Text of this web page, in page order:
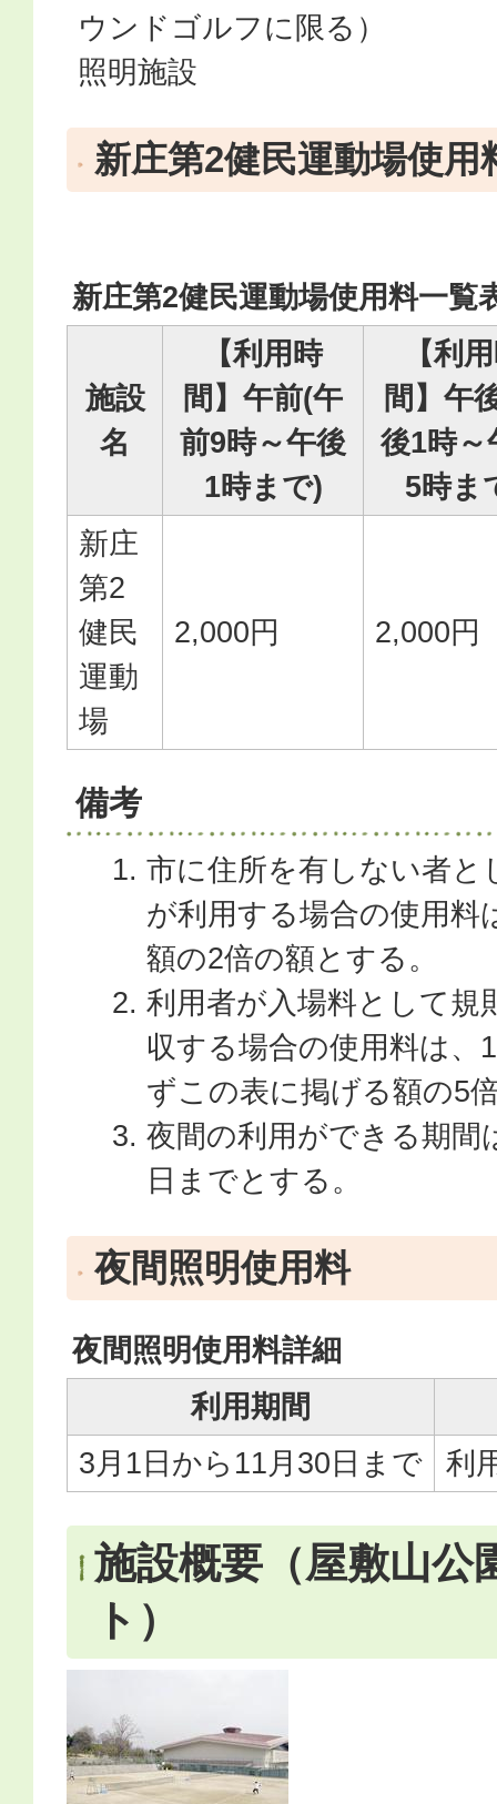
ウンドゴルフに限る）
照明施設
新庄第2健民運動場使用
新庄第2健民運動場使用料一覧
施設
名
【利用時
間】午前(午
前9時～午後
1時まで)
【利
間】午
後1時～
5時ま
新庄
第2
健民
運動
場
2,000円 2,000円
備考
市に住所を有しない者と
が利用する場合の使用料
額の2倍の額とする。
利用者が入場料として規
収する場合の使用料は、
ずこの表に掲げる額の5
夜間の利用ができる期間
日までとする。
夜間照明使用料
夜間照明使用料詳細
利用期間
3月1日から11月30日まで
利
施設概要（屋敷山公
ト）